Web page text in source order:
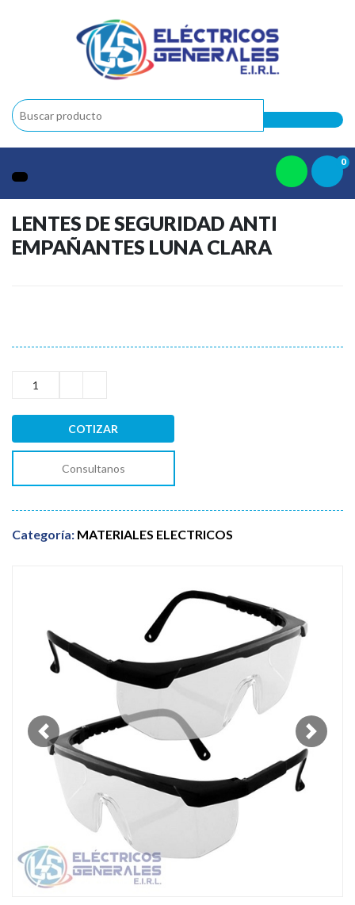
0
Previous Next
LENTES DE SEGURIDAD ANTI
EMPAÑANTES LUNA CLARA
COTIZAR
Consultanos
Categoría: MATERIALES ELECTRICOS